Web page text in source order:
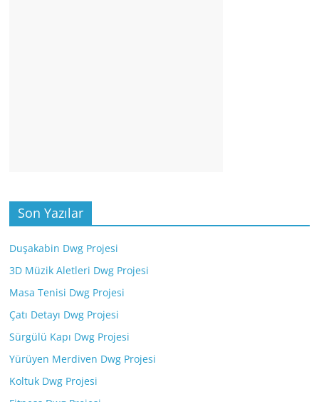
Son Yazılar
Duşakabin Dwg Projesi
3D Müzik Aletleri Dwg Projesi
Masa Tenisi Dwg Projesi
Çatı Detayı Dwg Projesi
Sürgülü Kapı Dwg Projesi
Yürüyen Merdiven Dwg Projesi
Koltuk Dwg Projesi